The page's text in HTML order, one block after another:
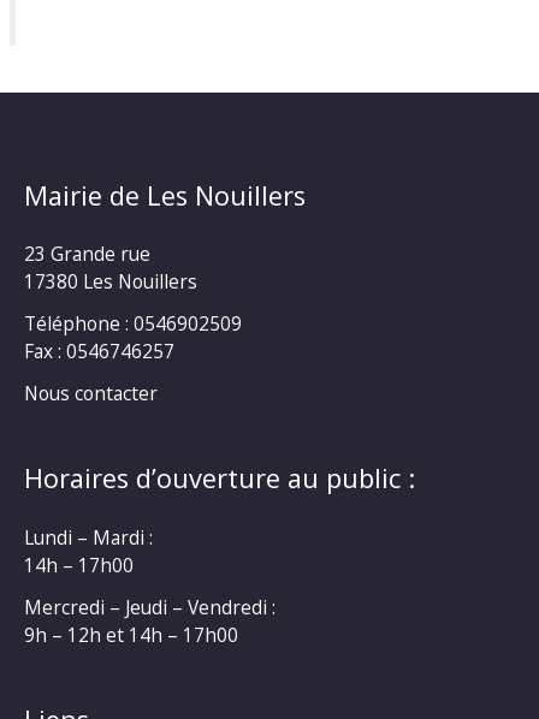
Mairie de Les Nouillers
23 Grande rue
17380 Les Nouillers
Téléphone : 0546902509
Fax : 0546746257
Nous contacter
Horaires d’ouverture au public :
Lundi – Mardi :
14h – 17h00
Mercredi – Jeudi – Vendredi :
9h – 12h et 14h – 17h00